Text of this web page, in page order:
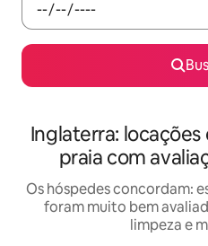
Inglaterra:
praia com
Os hóspedes concordam:
foram muito bem
limpeza e